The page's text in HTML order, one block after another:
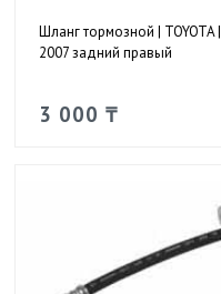
Шланг тормозной | TOYOTA
2007 задний правый
3 000 ₸